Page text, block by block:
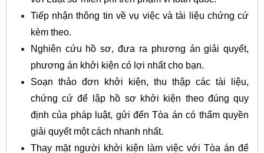
Tiếp nhận thông tin về vụ việc và tài liệu chứng cứ
kèm theo.
Nghiên cứu hồ sơ, đưa ra phương án giải quyết,
phương án khởi kiện có lợi nhất cho bạn.
Soạn thảo đơn khởi kiện, thu thập các tài liệu,
chứng cứ để lập hồ sơ khởi kiện theo đúng quy
định của pháp luật, gửi đến Tòa án có thẩm quyền
giải quyết một cách nhanh nhất.
Thay mặt người khởi kiện làm việc với Tòa án để